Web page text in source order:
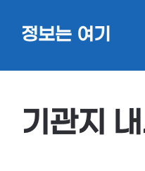
정보는 여기
기관지